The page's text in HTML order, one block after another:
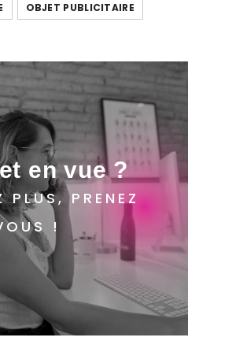
OBJET PUBLICITAIRE
en vue ?
PLUS, PRENEZ
!